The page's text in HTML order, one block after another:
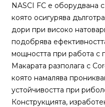
Комплекти
за
риболов
Сонари
NASCI FC е оборудвана
която осигурява
дори при високо
подобрява
мощността при работа с
Макарата разполага с
която намалява
устойчивостта при
Конструкцията,